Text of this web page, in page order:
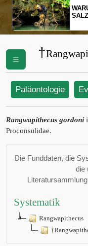
†
Paläontologie
Rangwapithecus gordoni
Proconsulidae.
Die Funddaten, die
die
Systematik
Rangwapithecus